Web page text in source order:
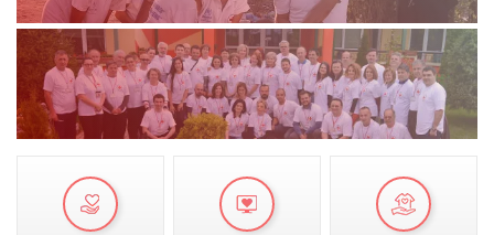
DORACAKË
STRATEGJI
MATERIAL EDUKATIVO INFORMATIV
PRESENTATIONS